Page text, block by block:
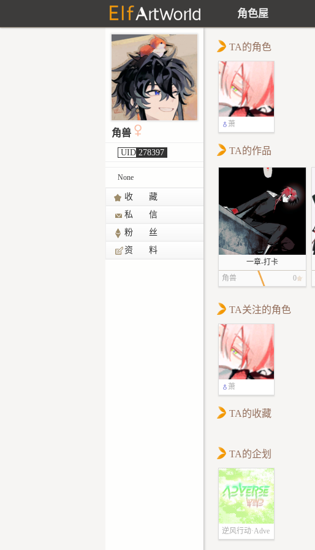
角色屋
角兽
UID 278397
None
收 藏
私 信
粉 丝
资 料
TA的角色
萧
TA的作品
一章-打卡
角兽
0
TA关注的角色
萧
TA的收藏
TA的企划
逆风行动·Adve